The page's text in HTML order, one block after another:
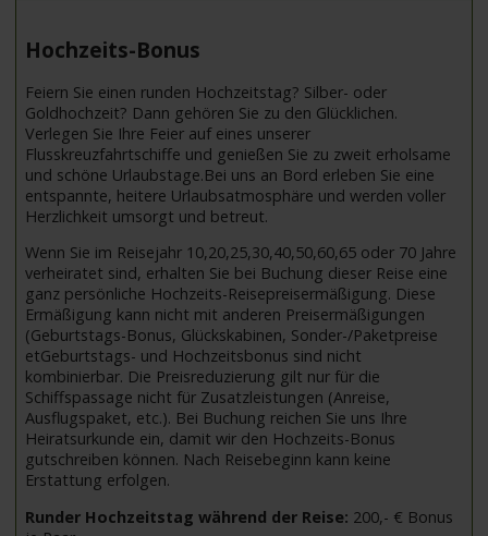
Hochzeits-Bonus
Feiern Sie einen runden Hochzeitstag? Silber- oder
Goldhochzeit? Dann gehören Sie zu den Glücklichen.
Verlegen Sie Ihre Feier auf eines unserer
Flusskreuzfahrtschiffe und genießen Sie zu zweit erholsame
und schöne Urlaubstage.Bei uns an Bord erleben Sie eine
entspannte, heitere Urlaubsatmosphäre und werden voller
Herzlichkeit umsorgt und betreut.
Wenn Sie im Reisejahr 10,20,25,30,40,50,60,65 oder 70 Jahre
verheiratet sind, erhalten Sie bei Buchung dieser Reise eine
ganz persönliche Hochzeits-Reisepreisermäßigung. Diese
Ermäßigung kann nicht mit anderen Preisermäßigungen
(Geburtstags-Bonus, Glückskabinen, Sonder-/Paketpreise
etGeburtstags- und Hochzeitsbonus sind nicht
kombinierbar. Die Preisreduzierung gilt nur für die
Schiffspassage nicht für Zusatzleistungen (Anreise,
Ausflugspaket, etc.). Bei Buchung reichen Sie uns Ihre
Heiratsurkunde ein, damit wir den Hochzeits-Bonus
gutschreiben können. Nach Reisebeginn kann keine
Erstattung erfolgen.
Runder Hochzeitstag während der Reise: 200,- € Bonus